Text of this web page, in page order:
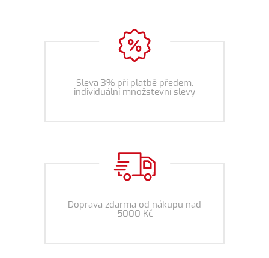
Sleva 3% při platbě předem,
individuální množstevní slevy
Doprava zdarma od nákupu nad
5000 Kč